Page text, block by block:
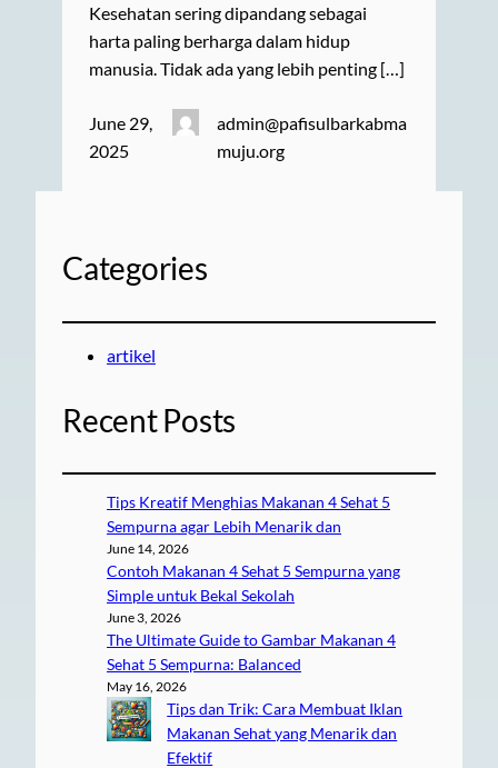
Kesehatan sering dipandang sebagai
harta paling berharga dalam hidup
manusia. Tidak ada yang lebih penting […]
June 29,
2025
admin@pafisulbarkabma
muju.org
Categories
artikel
Recent Posts
Tips Kreatif Menghias Makanan 4 Sehat 5
Sempurna agar Lebih Menarik dan
June 14, 2026
Contoh Makanan 4 Sehat 5 Sempurna yang
Simple untuk Bekal Sekolah
June 3, 2026
The Ultimate Guide to Gambar Makanan 4
Sehat 5 Sempurna: Balanced
May 16, 2026
Tips dan Trik: Cara Membuat Iklan
Makanan Sehat yang Menarik dan
Efektif